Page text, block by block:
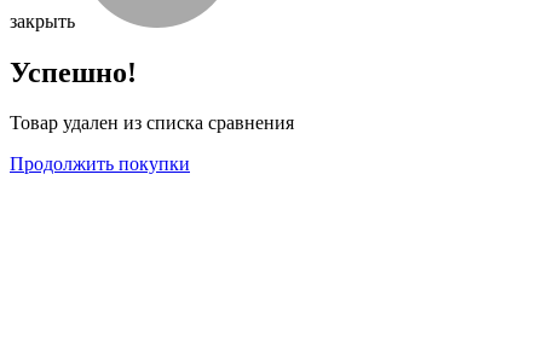
закрыть
Успешно!
Товар удален из списка сравнения
Продолжить покупки